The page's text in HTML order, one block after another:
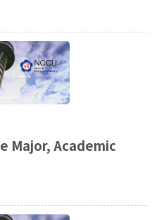
Major, Academic